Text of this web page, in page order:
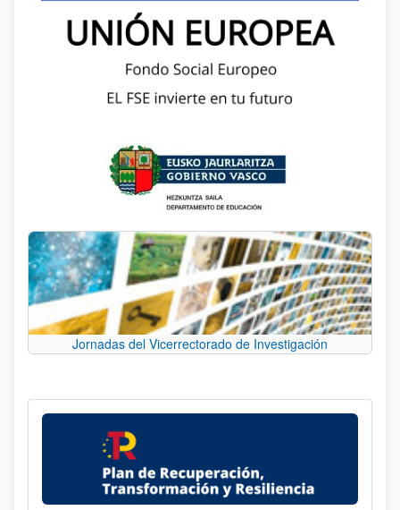
Jornadas del Vicerrectorado de Investigación